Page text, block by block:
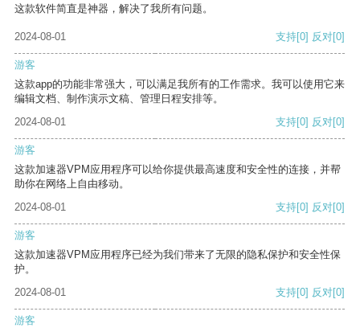
这款软件简直是神器，解决了我所有问题。
2024-08-01 支持[0] 反对[0]
游客
这款app的功能非常强大，可以满足我所有的工作需求。我可以使用它来
编辑文档、制作演示文稿、管理日程安排等。
2024-08-01
支持[0] 反对[0]
游客
这款加速器VPM应用程序可以给你提供最高速度和安全性的连接，并帮
助你在网络上自由移动。
2024-08-01
支持[0] 反对[0]
游客
这款加速器VPM应用程序已经为我们带来了无限的隐私保护和安全性保
护。
2024-08-01
支持[0] 反对[0]
游客